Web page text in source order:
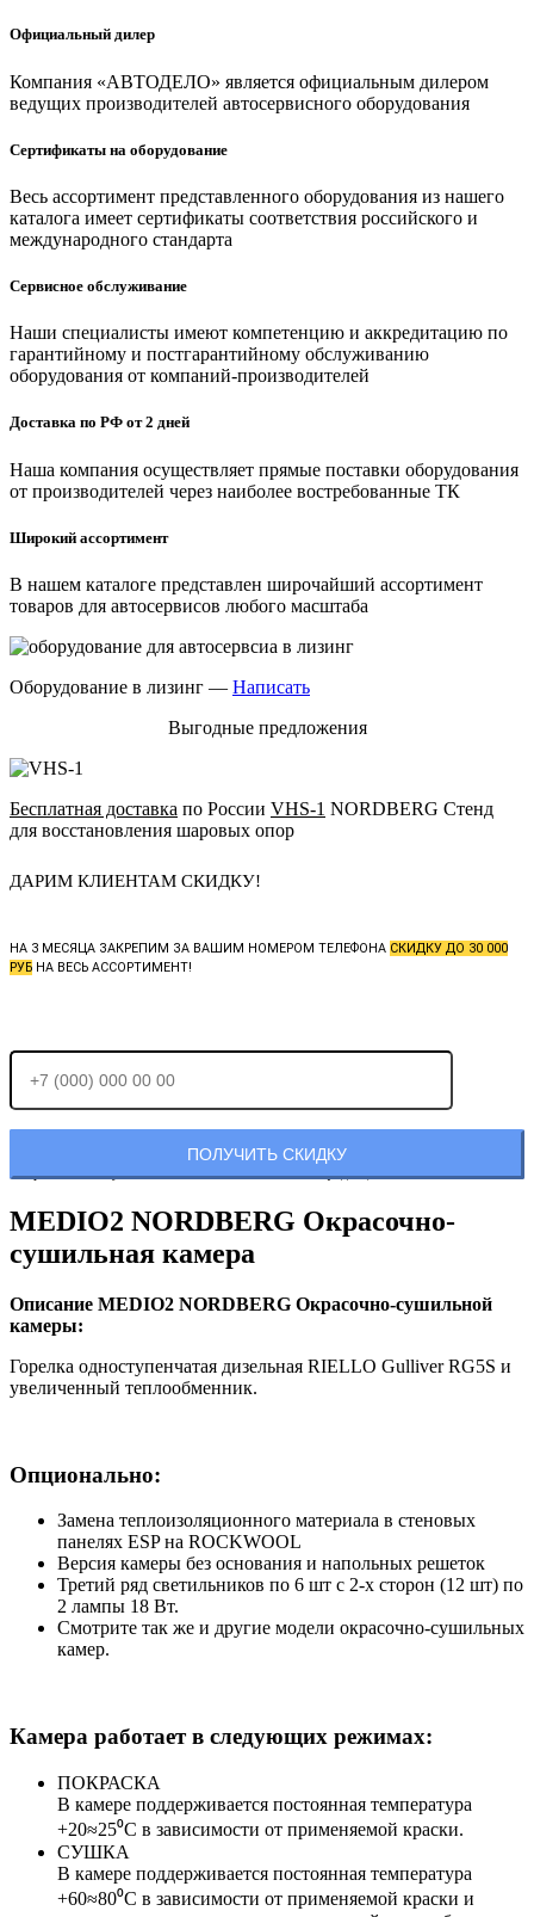
Официальный дилер
Компания «АВТОДЕЛО» является официальным дилером
ведущих производителей автосервисного оборудования
Сертификаты на оборудование
Весь ассортимент представленного оборудования из нашего
каталога имеет сертификаты соответствия российского и
международного стандарта
Сервисное обслуживание
Наши специалисты имеют компетенцию и аккредитацию по
гарантийному и постгарантийному обслуживанию
оборудования от компаний-производителей
Доставка по РФ от 2 дней
Наша компания осуществляет прямые поставки оборудования
от производителей через наиболее востребованные ТК
Широкий ассортимент
В нашем каталоге представлен широчайший ассортимент
товаров для автосервисов любого масштаба
Оборудование в лизинг — Написать
Выгодные предложения
Бесплатная доставка по России VHS-1 NORDBERG Стенд
для восстановления шаровых опор
ДАРИМ КЛИЕНТАМ СКИДКУ!
НА 3 МЕСЯЦА ЗАКРЕПИМ ЗА ВАШИМ НОМЕРОМ ТЕЛЕФОНА СКИДКУ ДО 30 000
РУБ НА ВЕСЬ АССОРТИМЕНТ!
Отправляя заявку, Вы соглашаетесь сполитикой конфиденциальности.
MEDIO2 NORDBERG Окрасочно-
сушильная камера
Описание MEDIO2 NORDBERG Окрасочно-сушильной
камеры:
Горелка одноступенчатая дизельная RIELLO Gulliver RG5S и
увеличенный теплообменник.
Опционально:
Замена теплоизоляционного материала в стеновых
панелях ESP на ROCKWOOL
Версия камеры без основания и напольных решеток
Третий ряд светильников по 6 шт с 2-х сторон (12 шт) по
2 лампы 18 Вт.
Смотрите так же и другие модели окрасочно-сушильных
камер.
Камера работает в следующих режимах:
ПОКРАСКА
В камере поддерживается постоянная температура
+20≈25⁰С в зависимости от применяемой краски.
СУШКА
В камере поддерживается постоянная температура
+60≈80⁰С в зависимости от применяемой краски и